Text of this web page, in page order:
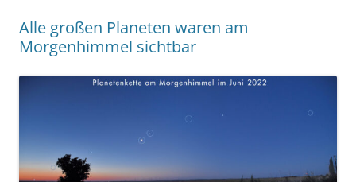
Alle großen Planeten waren am
Morgenhimmel sichtbar